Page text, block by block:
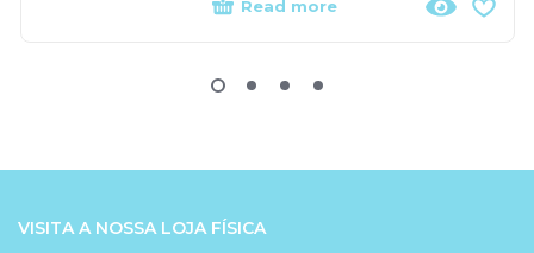
Read more
VISITA A NOSSA LOJA FÍSICA